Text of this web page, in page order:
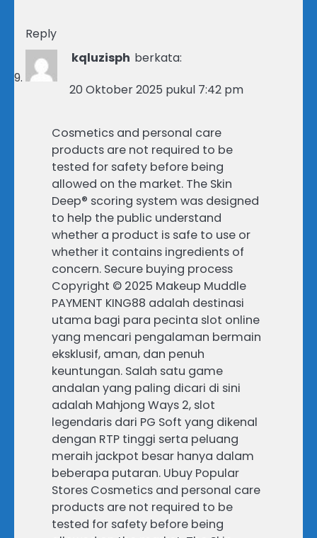
Reply
kqluzisph berkata:
20 Oktober 2025 pukul 7:42 pm
Cosmetics and personal care
products are not required to be
tested for safety before being
allowed on the market. The Skin
Deep® scoring system was designed
to help the public understand
whether a product is safe to use or
whether it contains ingredients of
concern. Secure buying process
Copyright © 2025 Makeup Muddle
PAYMENT KING88 adalah destinasi
utama bagi para pecinta slot online
yang mencari pengalaman bermain
eksklusif, aman, dan penuh
keuntungan. Salah satu game
andalan yang paling dicari di sini
adalah Mahjong Ways 2, slot
legendaris dari PG Soft yang dikenal
dengan RTP tinggi serta peluang
meraih jackpot besar hanya dalam
beberapa putaran. Ubuy Popular
Stores Cosmetics and personal care
products are not required to be
tested for safety before being